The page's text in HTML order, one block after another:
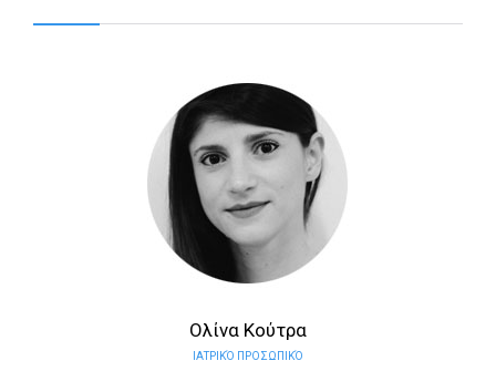
Ολίνα Κούτρα
ΙΑΤΡΙΚΌ ΠΡΟΣΩΠΙΚΌ